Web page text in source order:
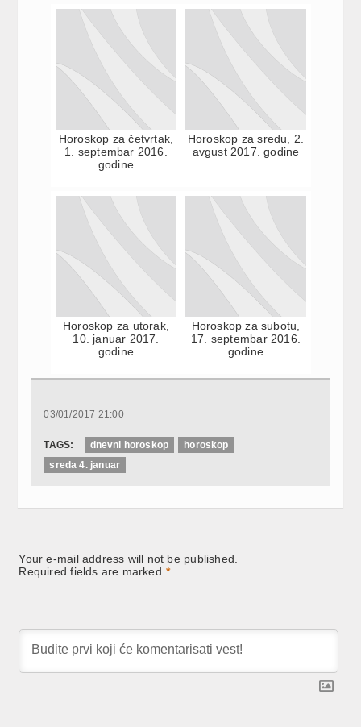
Horoskop za četvrtak,
1. septembar 2016.
godine
Horoskop za sredu, 2.
avgust 2017. godine
Horoskop za utorak,
10. januar 2017.
godine
Horoskop za subotu,
17. septembar 2016.
godine
03/01/2017 21:00
TAGS: dnevni horoskop
horoskop
sreda 4. januar
Your e-mail address will not be published.
Required fields are marked *